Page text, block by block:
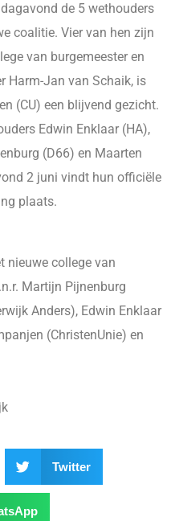
de 5 wethouders
coalitie. Vier van hen zijn
van burgemeester en
Harm-Jan van Schaik, is
(CU) een blijvend gezicht.
Edwin Enklaar (HA),
(D66) en Maarten
2 juni vindt hun officiële
plaats.
nieuwe college van
Martijn Pijnenburg
Anders), Edwin Enklaar
(ChristenUnie) en
Twitter